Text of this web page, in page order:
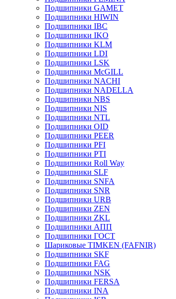
Подшипники GAMET
Подшипники HIWIN
Подшипники IBC
Подшипники IKO
Подшипники KLM
Подшипники LDI
Подшипники LSK
Подшипники McGILL
Подшипники NACHI
Подшипники NADELLA
Подшипники NBS
Подшипники NIS
Подшипники NTL
Подшипники OID
Подшипники PEER
Подшипники PFI
Подшипники PTI
Подшипники Roll Way
Подшипники SLF
Подшипники SNFA
Подшипники SNR
Подшипники URB
Подшипники ZEN
Подшипники ZKL
Подшипники АПП
Подшипники ГОСТ
Шариковые ТІMKEN (FAFNIR)
Подшипники SKF
Подшипники FAG
Подшипники NSK
Подшипники FERSA
Подшипники INA